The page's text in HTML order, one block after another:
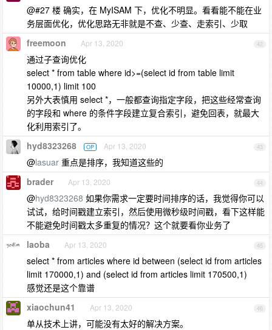
@#27 楼 确实，在 MyISAM 下，优化不明显。看看能不能在业
务层面优化，优化思路无非就是不查、少查、走索引、少取
42
freemoon Apr 13, 2020
通过子查询优化
select * from table where id>=(select id from table limit
10000,1) limit 100
另外大表慎用 select *，一般都查询指定字段，把这些经常查询
的字段和 where 的条件字段建立复合索引，避免回表，就最大
化利用索引了。
43
hyd8323268 OP Apr 13, 2020
@lasuar 重点是排序，我知道这些的
44
brader Apr 13, 2020
@hyd8323268 如果你需求一定要时间排序的话，我觉得你可以
试试，给时间戳建立索引，然后使用微秒级时间戳，看下这样能
不能避免时间戳太多重复的情况？这个就要看你业务了
45
laoba Apr 13, 2020
select * from articles where id between (select id from articles
limit 170000,1) and (select id from articles limit 170500,1)
感觉还是这个靠谱
46
xiaochun41 Apr 13, 2020
单从技术上讲，可能没有太好的解决方案。